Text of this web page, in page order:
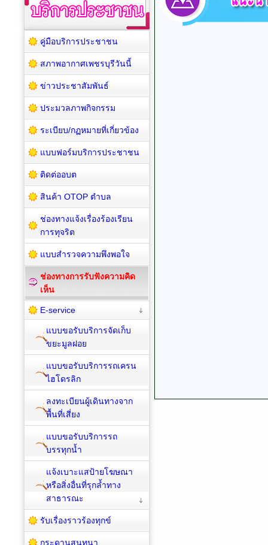
คู่มือบริการประชาชน
สภาพอากาศเพชรบุรีวันนี้
ข่าวประชาสัมพันธ์
ประมวลภาพกิจกรรม
ระเบียบ/กฏหมายที่เกี่ยวข้อง
แบบฟอร์มบริการประชาชน
ติดต่ออบต
สินค้า OTOP ตำบล
ช่องทางแจ้งเรื่องร้องเรียน
การทุจริต
แบบสำรวจความพึงพอใจ
ช่องทางการรับฟังความคิด
เห็น
E-service
แบบขอรับบริการจัดเก็บ
ขยะมูลฝอย
แบบขอรับบริการรถเครน
ไฮโดรลิก
ลงทะเบียนผู้เดินทางจาก
พื้นที่เสี่ยง
แบบขอรับบริการรถ
บรรทุกน้ำ
แจ้งเบาะแสป้ายโฆษณา
หรือสิ่งอื่นที่รุกล้ำทาง
สาธารณะ
รับเรื่องราวร้องทุกข์
กระดานสนทนา